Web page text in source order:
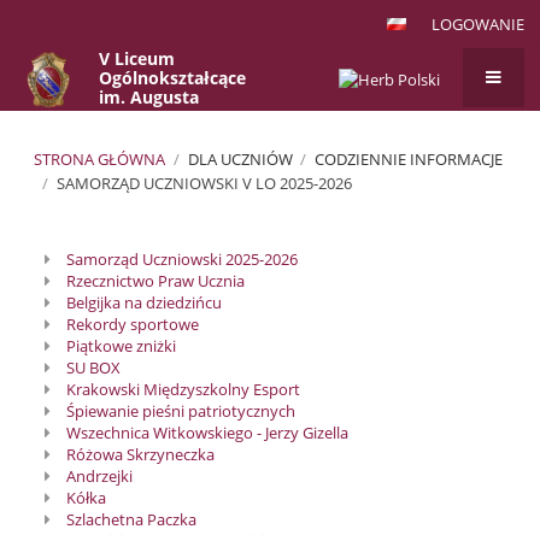
LOGOWANIE
V Liceum
Ogólnokształcące
im. Augusta
Witkowskiego
STRONA GŁÓWNA / DLA UCZNIÓW / CODZIENNIE INFORMACJE
/ SAMORZĄD UCZNIOWSKI V LO 2025-2026
Uczniowski
LO
2025-
2026
Samorząd Uczniowski 2025-2026
Rzecznictwo Praw Ucznia
Belgijka na dziedzińcu
Rekordy sportowe
Piątkowe zniżki
SU BOX
Krakowski Międzyszkolny Esport
Śpiewanie pieśni patriotycznych
Wszechnica Witkowskiego - Jerzy Gizella
Różowa Skrzyneczka
Andrzejki
Kółka
Szlachetna Paczka